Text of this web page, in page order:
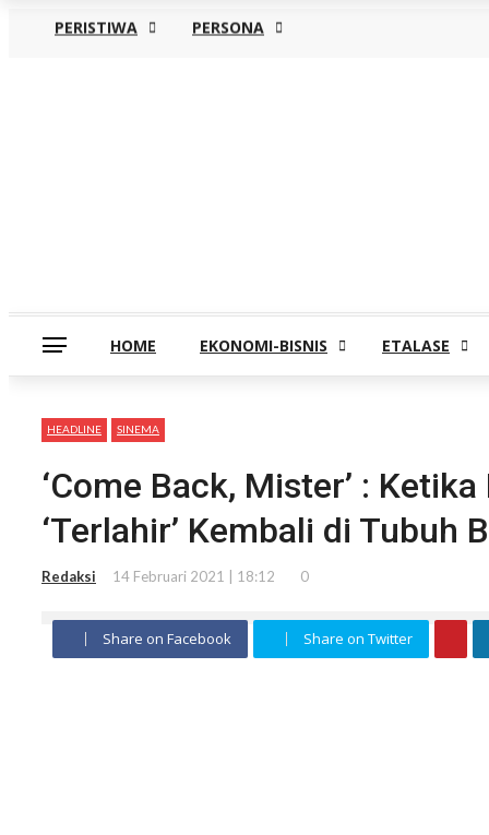
HOME EKONOMI-BISNIS ETALASE
PERISTIWA PERSONA
HEADLINE SINEMA
‘Come Back, Mister’ :
‘Terlahir’ Kembali di Tubuh
Redaksi 14 Februari 2021 | 18:12 0
Share on Facebook Share on Twitter